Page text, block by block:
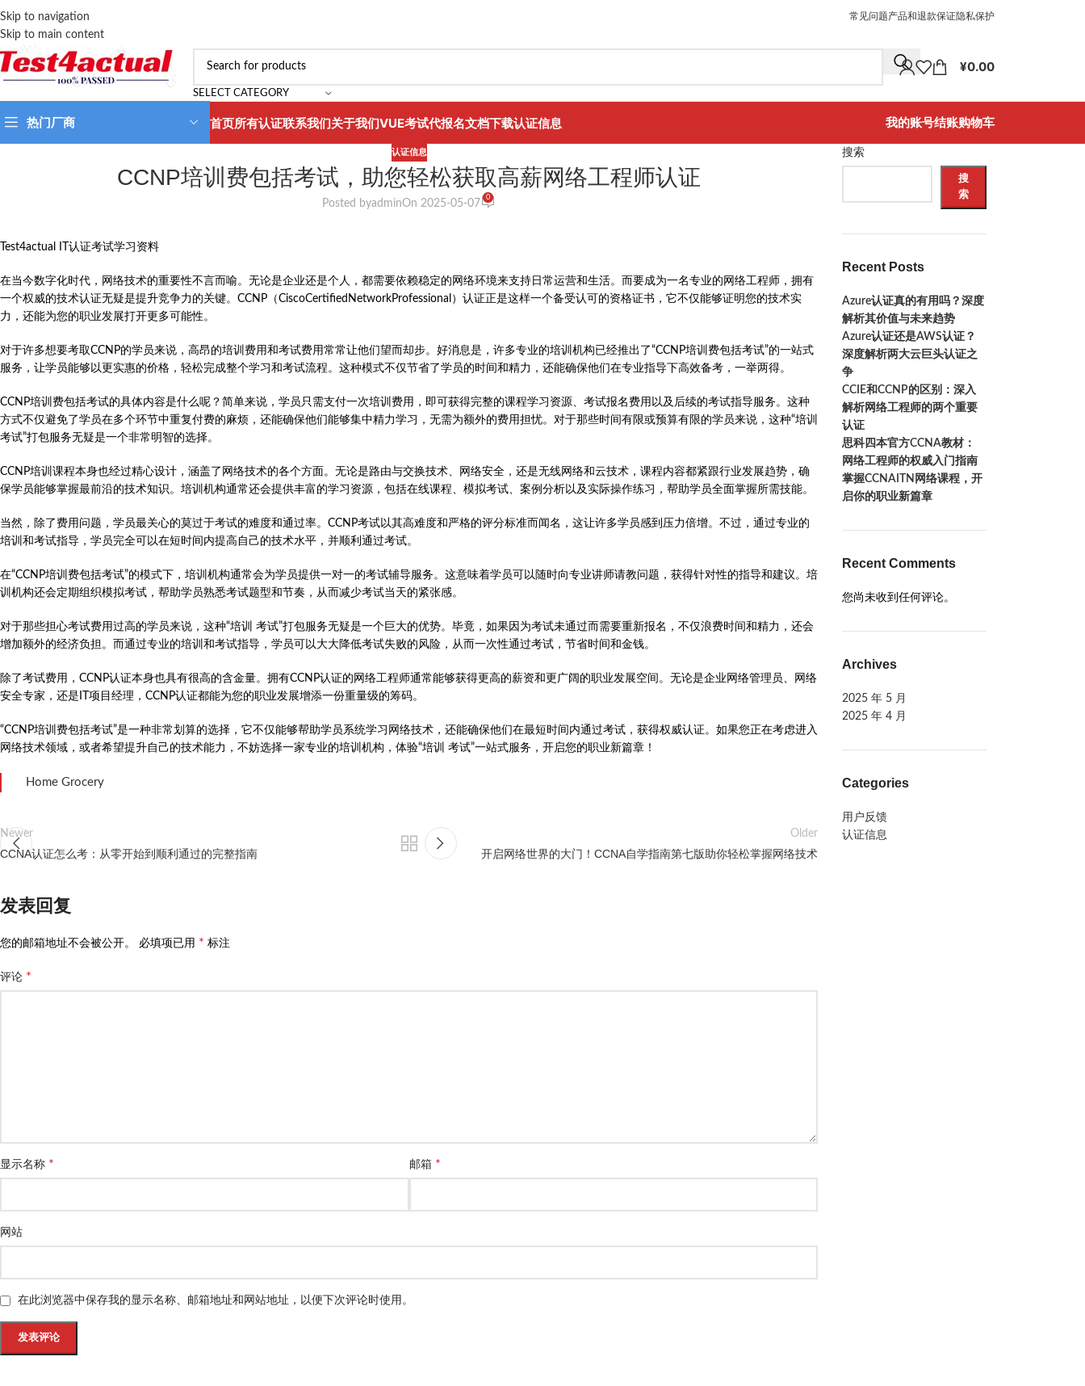
Skip to navigation
Skip to main content
常见问题产品和退款保证隐私保护
SELECT CATEGORY
¥0.00
热门厂商 首页所有认证联系我们关于我们VUE考试代报名文档下载认证信息 我的账号结账购物车
认证信息
CCNP培训费包括考试，助您轻松获取高薪网络工程师认证
Posted byadminOn 2025-05-07
0
Test4actual IT认证考试学习资料
在当今数字化时代，网络技术的重要性不言而喻。无论是企业还是个人，都需要依赖稳定的网络环境来支持日常运营和生活。而要成为一名专业的网络工程师，拥有
一个权威的技术认证无疑是提升竞争力的关键。CCNP（CiscoCertifiedNetworkProfessional）认证正是这样一个备受认可的资格证书，它不仅能够证明您的技术实
力，还能为您的职业发展打开更多可能性。
对于许多想要考取CCNP的学员来说，高昂的培训费用和考试费用常常让他们望而却步。好消息是，许多专业的培训机构已经推出了“CCNP培训费包括考试”的一站式
服务，让学员能够以更实惠的价格，轻松完成整个学习和考试流程。这种模式不仅节省了学员的时间和精力，还能确保他们在专业指导下高效备考，一举两得。
CCNP培训费包括考试的具体内容是什么呢？简单来说，学员只需支付一次培训费用，即可获得完整的课程学习资源、考试报名费用以及后续的考试指导服务。这种
方式不仅避免了学员在多个环节中重复付费的麻烦，还能确保他们能够集中精力学习，无需为额外的费用担忧。对于那些时间有限或预算有限的学员来说，这种“培训
考试”打包服务无疑是一个非常明智的选择。
CCNP培训课程本身也经过精心设计，涵盖了网络技术的各个方面。无论是路由与交换技术、网络安全，还是无线网络和云技术，课程内容都紧跟行业发展趋势，确
保学员能够掌握最前沿的技术知识。培训机构通常还会提供丰富的学习资源，包括在线课程、模拟考试、案例分析以及实际操作练习，帮助学员全面掌握所需技能。
当然，除了费用问题，学员最关心的莫过于考试的难度和通过率。CCNP考试以其高难度和严格的评分标准而闻名，这让许多学员感到压力倍增。不过，通过专业的
培训和考试指导，学员完全可以在短时间内提高自己的技术水平，并顺利通过考试。
在“CCNP培训费包括考试”的模式下，培训机构通常会为学员提供一对一的考试辅导服务。这意味着学员可以随时向专业讲师请教问题，获得针对性的指导和建议。培
训机构还会定期组织模拟考试，帮助学员熟悉考试题型和节奏，从而减少考试当天的紧张感。
对于那些担心考试费用过高的学员来说，这种“培训 考试”打包服务无疑是一个巨大的优势。毕竟，如果因为考试未通过而需要重新报名，不仅浪费时间和精力，还会
增加额外的经济负担。而通过专业的培训和考试指导，学员可以大大降低考试失败的风险，从而一次性通过考试，节省时间和金钱。
除了考试费用，CCNP认证本身也具有很高的含金量。拥有CCNP认证的网络工程师通常能够获得更高的薪资和更广阔的职业发展空间。无论是企业网络管理员、网络
安全专家，还是IT项目经理，CCNP认证都能为您的职业发展增添一份重量级的筹码。
“CCNP培训费包括考试”是一种非常划算的选择，它不仅能够帮助学员系统学习网络技术，还能确保他们在最短时间内通过考试，获得权威认证。如果您正在考虑进入
网络技术领域，或者希望提升自己的技术能力，不妨选择一家专业的培训机构，体验“培训 考试”一站式服务，开启您的职业新篇章！
Home Grocery
Newer
CCNA认证怎么考：从零开始到顺利通过的完整指南
Older
开启网络世界的大门！CCNA自学指南第七版助你轻松掌握网络技术
发表回复
您的邮箱地址不会被公开。 必填项已用 * 标注
评论 *
显示名称 * 邮箱 *
网站
在此浏览器中保存我的显示名称、邮箱地址和网站地址，以便下次评论时使用。
搜索
搜
索
Recent Posts
Azure认证真的有用吗？深度
解析其价值与未来趋势
Azure认证还是AWS认证？
深度解析两大云巨头认证之
争
CCIE和CCNP的区别：深入
解析网络工程师的两个重要
认证
思科四本官方CCNA教材：
网络工程师的权威入门指南
掌握CCNAITN网络课程，开
启你的职业新篇章
Recent Comments
您尚未收到任何评论。
Archives
2025 年 5 月
2025 年 4 月
Categories
用户反馈
认证信息